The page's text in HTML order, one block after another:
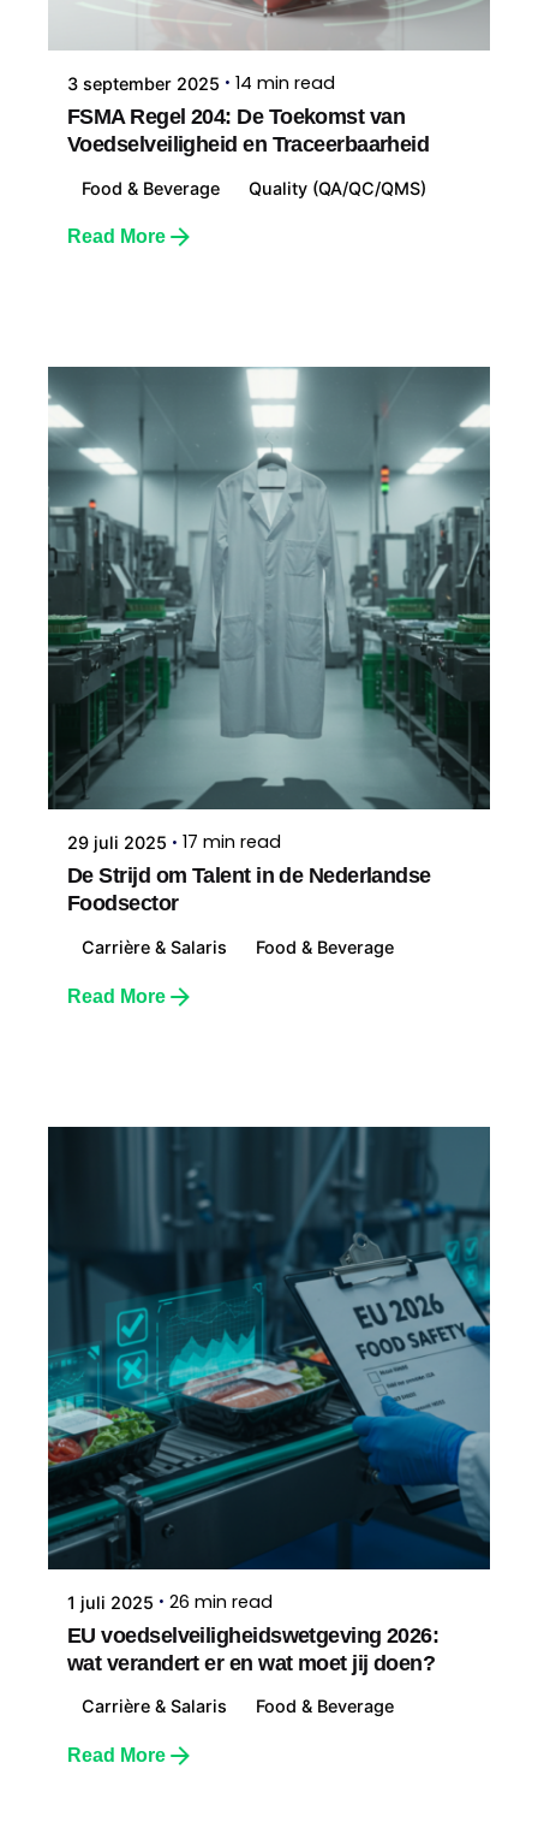
3 september 2025 14 min read
FSMA Regel 204: De Toekomst van
Voedselveiligheid en Traceerbaarheid
Food & Beverage Quality (QA/QC/QMS)
Read More
29 juli 2025 17 min read
De Strijd om Talent in de Nederlandse
Foodsector
Carrière & Salaris Food & Beverage
Read More
1 juli 2025 26 min read
EU voedselveiligheidswetgeving 2026:
wat verandert er en wat moet jij doen?
Carrière & Salaris Food & Beverage
Read More